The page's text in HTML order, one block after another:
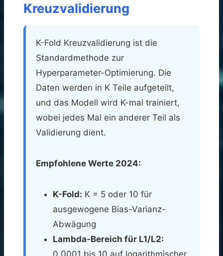
Kreuzvalidierung
K-Fold Kreuzvalidierung ist die
Standardmethode zur
Hyperparameter-Optimierung. Die
Daten werden in K Teile aufgeteilt,
und das Modell wird K-mal trainiert,
wobei jedes Mal ein anderer Teil als
Validierung dient.
Empfohlene Werte 2024:
K-Fold: K = 5 oder 10 für
ausgewogene Bias-Varianz-
Abwägung
Lambda-Bereich für L1/L2:
0.0001 bis 10 auf logarithmischer